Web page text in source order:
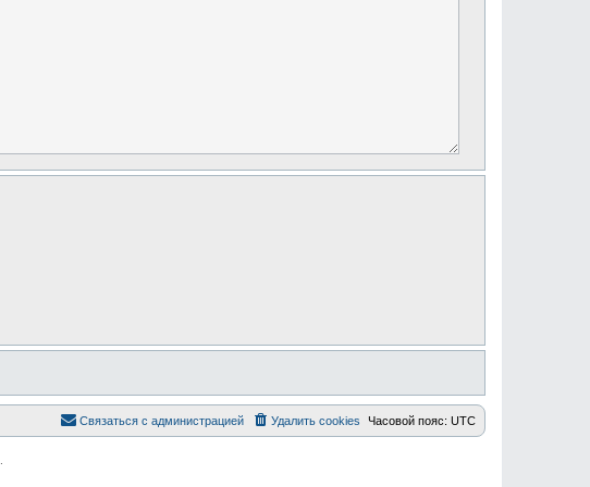
Часовой пояс: UTC
Удалить cookies
Связаться с администрацией